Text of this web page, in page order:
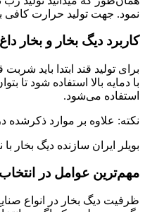
نمود. جهت تولید حرارت کافی
کاربرد دیگ بخار و بخار
برای تولید قند ابتدا باید
با دمایه بالا استفاده شود
استفاده می‌شود.
نکته: علاوه بر موارد ذکرشده
بویلر ایران سازنده دیگ بخار
مهم‌ترین عوامل در انتخاب
ظرفیت دیگ بخار در انواع